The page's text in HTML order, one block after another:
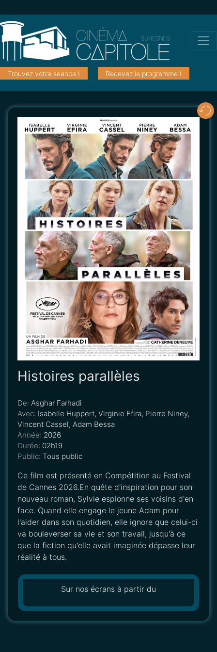
Trouvez votre séance ! Recevez le programme !
Histoires parallèles
De: Asghar Farhadi
Avec: Isabelle Huppert, Virginie Efira, Pierre Niney,
Vincent Cassel, Adam Bessa
Année: 2026
Durée: 02h19
Public: Tous public
Ce film est présenté en Compétition au Festival
de Cannes 2026.En quête d'inspiration pour son
nouveau roman, Sylvie espionne ses voisins d'en
face. Quand elle engage le jeune Adam pour
l'aider dans son quotidien, elle ignore que celui-ci
va bouleverser sa vie et son travail, jusqu'à ce
que la fiction qu'elle avait imaginée dépasse leur
réalité à tous.
Sur nos écrans à partir du